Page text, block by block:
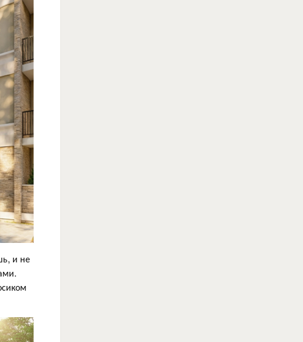
и не